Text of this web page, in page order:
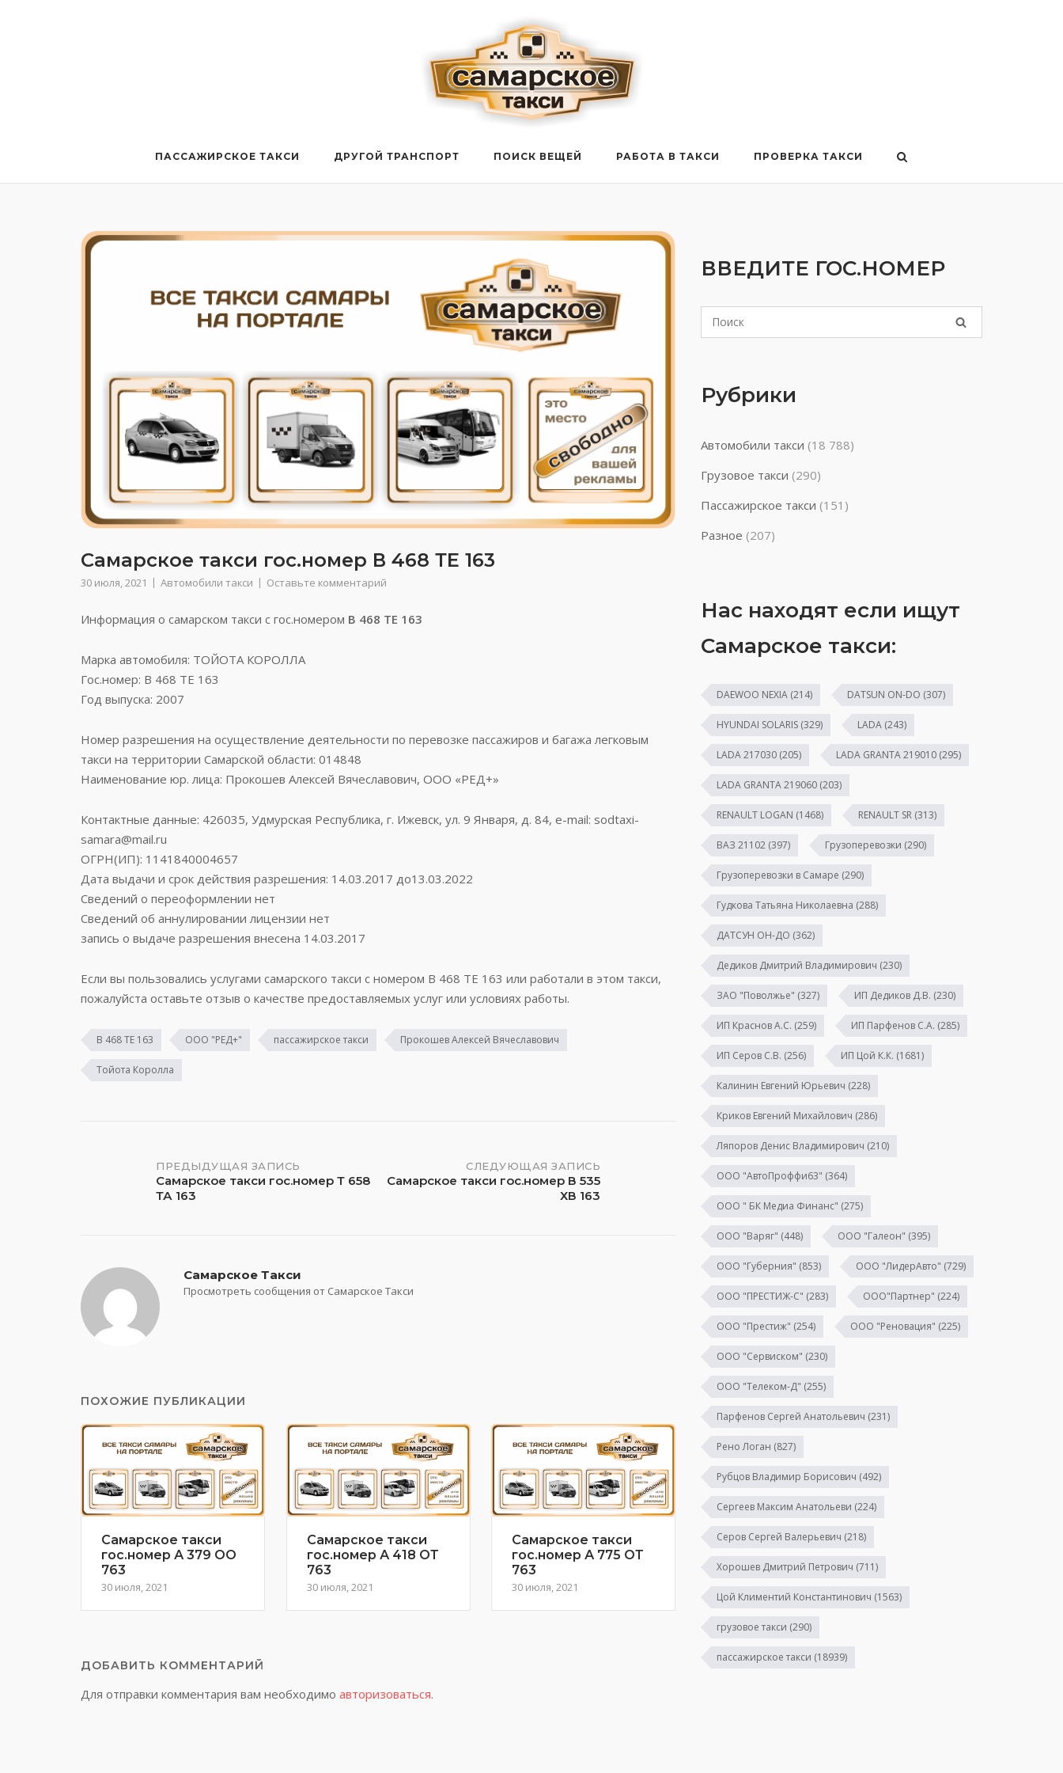
ПАССАЖИРСКОЕ ТАКСИ ДРУГОЙ ТРАНСПОРТ ПОИСК ВЕЩЕЙ РАБОТА В ТАКСИ ПРОВЕРКА ТАКСИ
Самарское такси гос.номер В 468 ТЕ 163
30 июля, 2021 Автомобили такси Оставьте комментарий
Информация о самарском такси с гос.номером В 468 ТЕ 163
Марка автомобиля: ТОЙОТА КОРОЛЛА
Гос.номер: В 468 ТЕ 163
Год выпуска: 2007
Номер разрешения на осуществление деятельности по перевозке пассажиров и багажа легковым
такси на территории Самарской области: 014848
Наименование юр. лица: Прокошев Алексей Вячеславович, ООО «РЕД+»
Контактные данные: 426035, Удмурская Республика, г. Ижевск, ул. 9 Января, д. 84, e-mail: sodtaxi-
samara@mail.ru
ОГРН(ИП): 1141840004657
Дата выдачи и срок действия разрешения: 14.03.2017 до13.03.2022
Сведений о переоформлении нет
Сведений об аннулировании лицензии нет
запись о выдаче разрешения внесена 14.03.2017
Если вы пользовались услугами самарского такси с номером В 468 ТЕ 163 или работали в этом такси,
пожалуйста оставьте отзыв о качестве предоставляемых услуг или условиях работы.
В 468 ТЕ 163 ООО "РЕД+" пассажирское такси Прокошев Алексей Вячеславович
Тойота Королла
НавигацияПРЕДЫДУЩАЯ ЗАПИСЬ
Самарское такси гос.номер Т 658
ТА 163
СЛЕДУЮЩАЯ ЗАПИСЬ
Самарское такси гос.номер В 535
ХВ 163
Самарское Такси
Просмотреть сообщения от Самарское Такси
ПОХОЖИЕ ПУБЛИКАЦИИ
Самарское такси
гос.номер А 379 ОО
763
30 июля, 2021
Самарское такси
гос.номер А 418 ОТ
763
30 июля, 2021
Самарское такси
гос.номер А 775 ОТ
763
30 июля, 2021
ДОБАВИТЬ КОММЕНТАРИЙ
Для отправки комментария вам необходимо авторизоваться.
ВВЕДИТЕ ГОС.НОМЕР
Рубрики
Автомобили такси (18 788)
Грузовое такси (290)
Пассажирское такси (151)
Разное (207)
Нас находят если ищут
Самарское такси:
DAEWOO NEXIA(214) DATSUN ON-DO (307)
HYUNDAI SOLARIS(329) LADA(243)
LADA 217030(205) LADA GRANTA 219010(295)
LADA GRANTA 219060(203)
RENAULT LOGAN (1468) RENAULT SR(313)
ВАЗ 21102(397) Грузоперевозки (290)
Грузоперевозки в Самаре (290)
Гудкова Татьяна Николаевна (288)
ДАТСУН ОН-ДО (362)
Дедиков Дмитрий Владимирович (230)
ЗАО "Поволжье" (327) ИП Дедиков Д.В. (230)
ИП Краснов А.С. (259) ИП Парфенов С.А. (285)
ИП Серов С.В. (256) ИП Цой К.К. (1681)
Калинин Евгений Юрьевич (228)
Криков Евгений Михайлович (286)
Ляпоров Денис Владимирович (210)
ООО "АвтоПроффи63" (364)
ООО " БК Медиа Финанс" (275)
ООО "Варяг" (448) ООО "Галеон" (395)
ООО "Губерния" (853) ООО "ЛидерАвто" (729)
ООО "ПРЕСТИЖ-С" (283) ООО"Партнер" (224)
ООО "Престиж" (254) ООО "Реновация" (225)
ООО "Сервиском" (230)
ООО "Телеком-Д" (255)
Парфенов Сергей Анатольевич (231)
Рено Логан (827)
Рубцов Владимир Борисович (492)
Сергеев Максим Анатольеви (224)
Серов Сергей Валерьевич (218)
Хорошев Дмитрий Петрович (711)
Цой Климентий Константинович (1563)
грузовое такси (290)
пассажирское такси (18939)